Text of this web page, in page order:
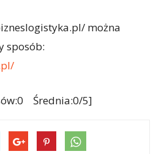
można
sposób:
Średnia:0/5]